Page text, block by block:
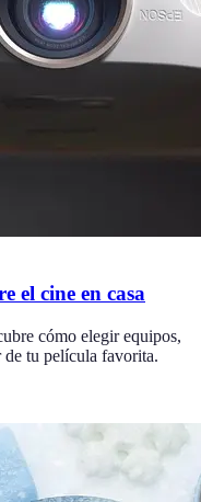
el cine en casa
cómo elegir equipos,
tu película favorita.